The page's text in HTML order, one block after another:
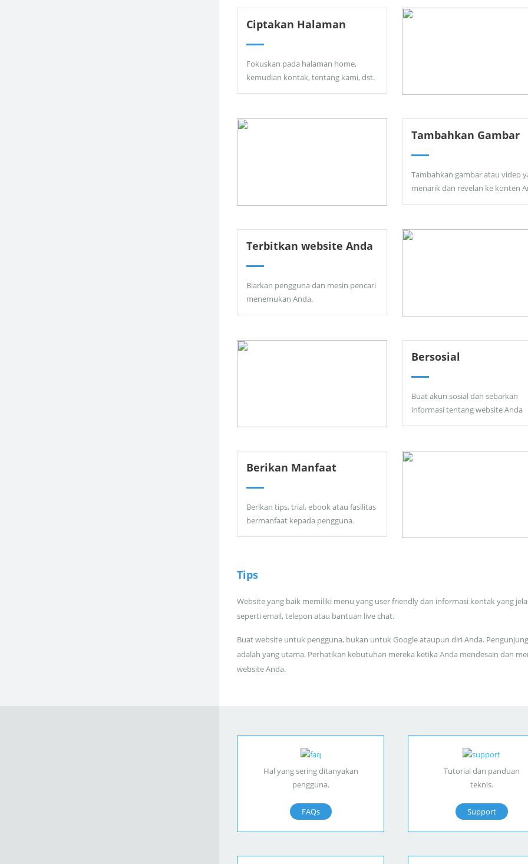
Ciptakan Halaman
Fokuskan pada halaman home,
kemudian kontak, tentang kami, dst.
Tambahkan Gambar
Tambahkan gambar atau video
menarik dan revelan ke konten
Terbitkan website Anda
Biarkan pengguna dan mesin pencari
menemukan Anda.
Bersosial
Buat akun sosial dan sebarkan
informasi tentang website Anda
Berikan Manfaat
Berikan tips, trial, ebook atau fasilitas
bermanfaat kepada pengguna.
Tips
Website yang baik memiliki menu yang user friendly dan informasi kontak yang
seperti email, telepon atau bantuan live chat.
Buat website untuk pengguna, bukan untuk Google ataupun diri Anda.
adalah yang utama. Perhatikan kebutuhan mereka ketika Anda mendesain dan
website Anda.
Hal yang sering ditanyakan
pengguna.
FAQs
Tutorial dan panduan
teknis.
Support